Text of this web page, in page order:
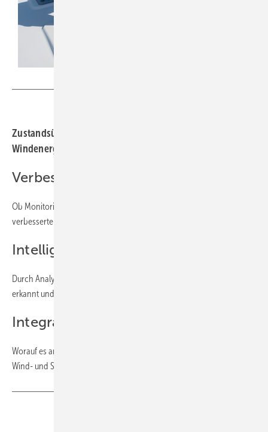
Zustandsüberwachung und Parksteuerung für
Windenergie und Photovoltaik werden intelligenter.
Verbesserte Technologie
Ob Monitoring oder Parksteuerung – für beide gilt gleichermaßen eine
verbesserte Technologie. | 44
Intelligentes Monitoring
Durch Analyse von Scada-Daten können Auffälligkeiten schneller
erkannt und behoben werden. | 47
Integration in die Automatisierung
Worauf es ankommt in der Zustandsüberwachung und Steuerung von
Wind- und Solaranlagen. | 51